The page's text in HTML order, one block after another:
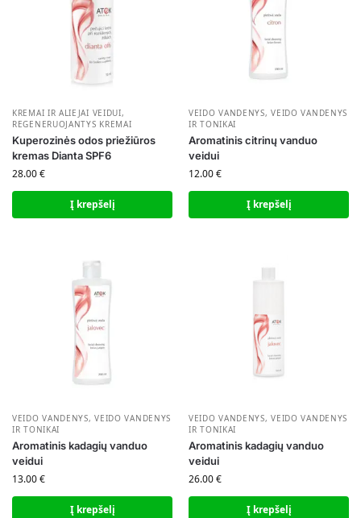
KREMAI IR ALIEJAI VEIDUI,
REGENERUOJANTYS KREMAI
Kuperozinės odos priežiūros
kremas Dianta SPF6
28.00€
Į krepšelį
VEIDO VANDENYS,VEIDO VANDENYS
IR TONIKAI
Aromatinis citrinų vanduo
veidui
12.00€
Į krepšelį
VEIDO VANDENYS,VEIDO VANDENYS
IR TONIKAI
Aromatinis kadagių vanduo
veidui
13.00€
Į krepšelį
VEIDO VANDENYS,VEIDO VANDENYS
IR TONIKAI
Aromatinis kadagių vanduo
veidui
26.00€
Į krepšelį